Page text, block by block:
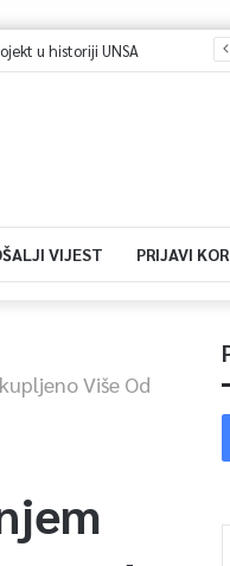
VIJEST PRIJAVI
Više Od